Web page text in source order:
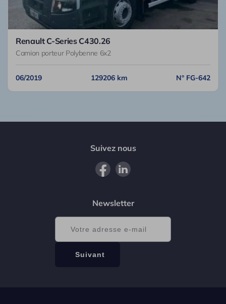
Renault C-Series C430.26
Camion porteur Polybenne 6x2
06/2019 129206 km N° FG-642
Suivez nous
Newsletter